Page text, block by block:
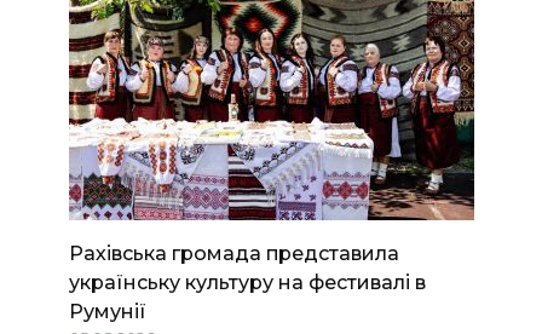
Рахівська громада представила
українську культуру на фестивалі в
Румунії